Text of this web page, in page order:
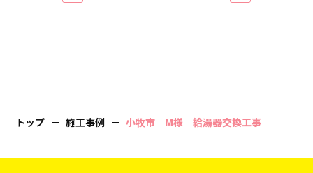
トップ 施工事例 小牧市 M様 給湯器交換工事